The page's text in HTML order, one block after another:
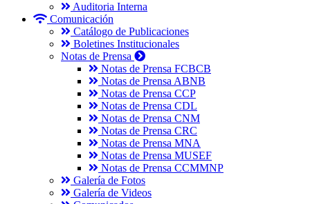
Auditoria Interna
Comunicación
Catálogo de Publicaciones
Boletines Institucionales
Notas de Prensa
Notas de Prensa FCBCB
Notas de Prensa ABNB
Notas de Prensa CCP
Notas de Prensa CDL
Notas de Prensa CNM
Notas de Prensa CRC
Notas de Prensa MNA
Notas de Prensa MUSEF
Notas de Prensa CCMMNP
Galería de Fotos
Galería de Videos